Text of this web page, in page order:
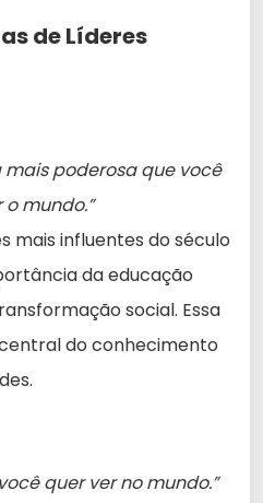
de Líderes
poderosa que você
mundo.”
mais influentes do século
da educação
social. Essa
do conhecimento
quer ver no mundo.”